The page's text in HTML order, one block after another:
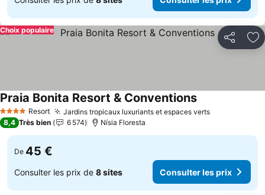
Partager
Choix populaire
4 Étoiles Resort Jardins tropicaux luxuriants et espaces verts
Praia Bonita Resort & Conventions
8,4 Très bien 6 574 Nísia Floresta
De 45 €
Consulter les prix de 8 sites Consulter les prix